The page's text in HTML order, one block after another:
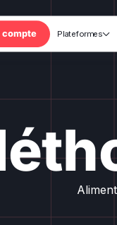
Trading Plateformes
Ouvrir un compte